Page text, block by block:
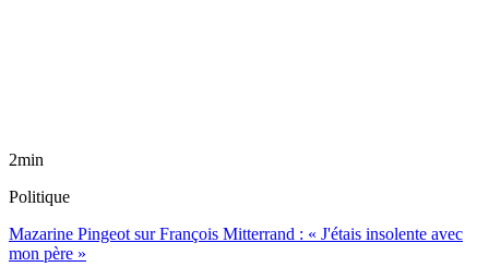
2min
Politique
Mazarine Pingeot sur François Mitterrand : « J'étais insolente avec
mon père »